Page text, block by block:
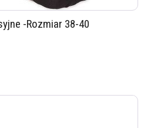
-Rozmiar 38-40